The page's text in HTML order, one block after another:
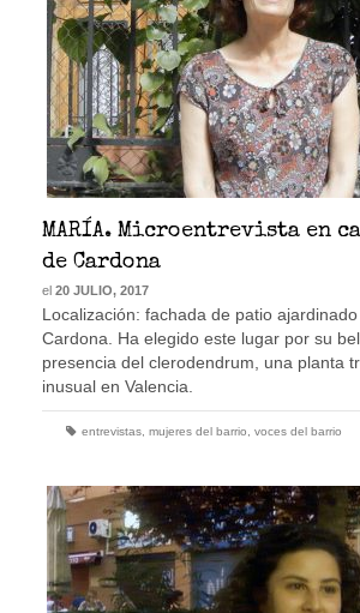
MARÍA. Microentrevista en
de Cardona
el 20 JULIO, 2017
Localización: fachada de patio
Cardona. Ha elegido este lugar por su
presencia del clerodendrum, una planta
inusual en Valencia.
entrevistas mujeres del barrio voces del barrio